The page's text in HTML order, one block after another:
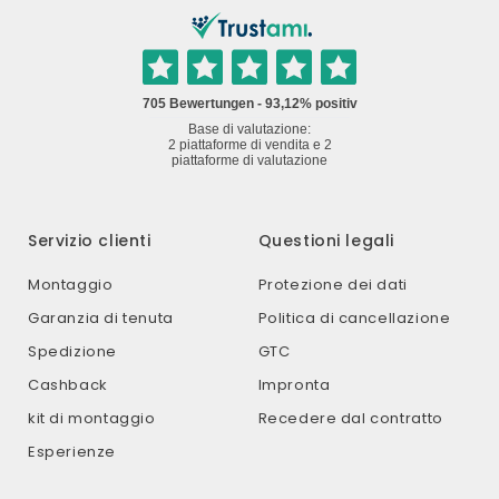
Guardate voi stessi con uncampione
direttamente su una delle fughe delle piastrelle.
Servizio clienti
Montaggio
Garanzia di tenuta
Spedizione
Cashback
kit di montaggio
Esperienze
Questioni legali
Protezione dei dati
Politica di cancellazione
GTC
Impronta
Recedere dal contratto